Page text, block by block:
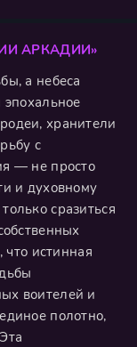
АРКАДИИ»
а небеса
эпохальное
хранители
с
— не просто
и духовному
сразиться
что истинная
воителей и
полотно,